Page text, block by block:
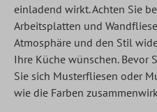
einladend wirkt. Achten Sie
Arbeitsplatten und
Atmosphäre und den Stil
Ihre Küche wünschen. Bevor
Sie sich Musterfliesen oder
wie die Farben